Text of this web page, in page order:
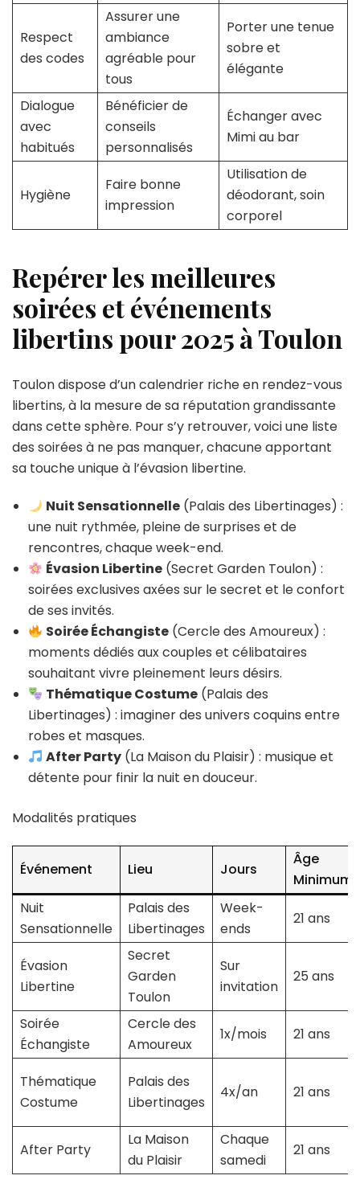
Respect
des codes
Assurer une
ambiance
agréable pour
tous
Porter une tenue
sobre et
élégante
Dialogue
avec
habitués
Bénéficier de
conseils
personnalisés
Échanger avec
Mimi au bar
Hygiène
Faire bonne
impression
Utilisation de
déodorant, soin
corporel
Repérer les meilleures
soirées et événements
libertins pour 2025 à Toulon
Toulon dispose d’un calendrier riche en rendez-vous
libertins, à la mesure de sa réputation grandissante
dans cette sphère. Pour s’y retrouver, voici une liste
des soirées à ne pas manquer, chacune apportant
sa touche unique à l’évasion libertine.
Nuit Sensationnelle (Palais des Libertinages) :
une nuit rythmée, pleine de surprises et de
rencontres, chaque week-end.
Évasion Libertine (Secret Garden Toulon) :
soirées exclusives axées sur le secret et le confort
de ses invités.
Soirée Échangiste (Cercle des Amoureux) :
moments dédiés aux couples et célibataires
souhaitant vivre pleinement leurs désirs.
Thématique Costume (Palais des
Libertinages) : imaginer des univers coquins entre
robes et masques.
After Party (La Maison du Plaisir) : musique et
détente pour finir la nuit en douceur.
Modalités pratiques
Événement Lieu Jours
Âge
Minimum
Nuit
Sensationnelle
Palais des
Libertinages
Week-
ends
21 ans
Évasion
Libertine
Secret
Garden
Toulon
Sur
invitation
25 ans
Soirée
Échangiste
Cercle des
Amoureux
1x/mois 21 ans
Thématique
Costume
Palais des
Libertinages
4x/an 21 ans
After Party
La Maison
du Plaisir
Chaque
samedi
21 ans